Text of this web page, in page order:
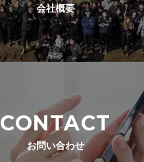
会社概要
CONTACT
お問い合わせ